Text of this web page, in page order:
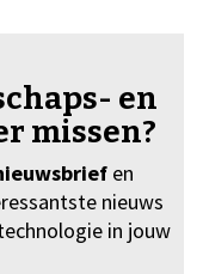
en
missen?
en
nieuws
in jouw